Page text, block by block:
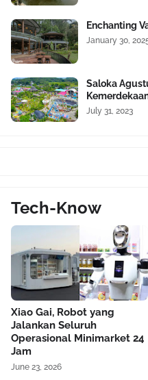
Enchanting
January 30,
Saloka
July 31, 2023
Tech-Know
Xiao Gai, Robot yang
Jalankan Seluruh
Operasional Minimarket 24
Jam
June 23, 2026